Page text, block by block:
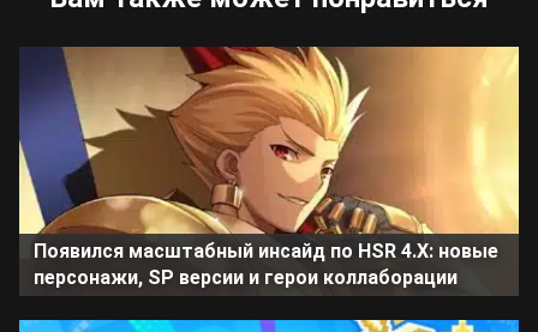
Появился масштабный инсайд по HSR 4.X: новые
персонажи, SP версии и герои коллаборации